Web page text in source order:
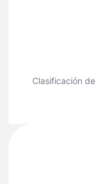
Clasificación